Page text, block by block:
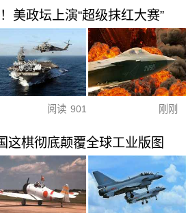
美政坛上演“超级抹红大赛”
阅读 901 刚刚
这棋彻底颠覆全球工业版图